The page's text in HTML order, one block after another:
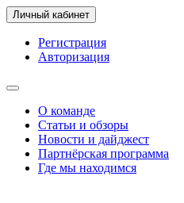
Личный кабинет
Регистрация
Авторизация
О команде
Статьи и обзоры
Новости и дайджест
Партнёрская программа
Где мы находимся